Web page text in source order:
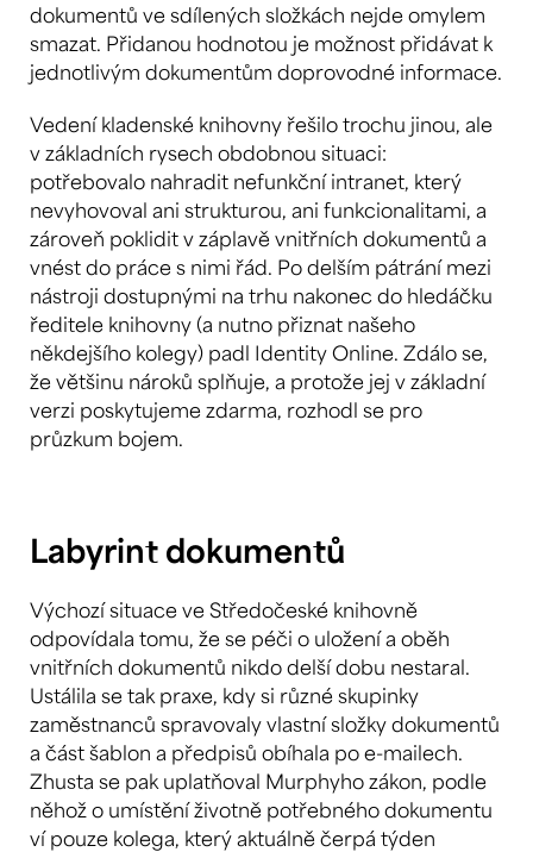
dokumentů ve sdílených složkách nejde omylem
smazat. Přidanou hodnotou je možnost přidávat k
jednotlivým dokumentům doprovodné informace.
Vedení kladenské knihovny řešilo trochu jinou, ale
v základních rysech obdobnou situaci:
potřebovalo nahradit nefunkční intranet, který
nevyhovoval ani strukturou, ani funkcionalitami, a
zároveň poklidit v záplavě vnitřních dokumentů a
vnést do práce s nimi řád. Po delším pátrání mezi
nástroji dostupnými na trhu nakonec do hledáčku
ředitele knihovny (a nutno přiznat našeho
někdejšího kolegy) padl Identity Online. Zdálo se,
že většinu nároků splňuje, a protože jej v základní
verzi poskytujeme zdarma, rozhodl se pro
průzkum bojem.
Labyrint dokumentů
Výchozí situace ve Středočeské knihovně
odpovídala tomu, že se péči o uložení a oběh
vnitřních dokumentů nikdo delší dobu nestaral.
Ustálila se tak praxe, kdy si různé skupinky
zaměstnanců spravovaly vlastní složky dokumentů
a část šablon a předpisů obíhala po e-mailech.
Zhusta se pak uplatňoval Murphyho zákon, podle
něhož o umístění životně potřebného dokumentu
ví pouze kolega, který aktuálně čerpá týden